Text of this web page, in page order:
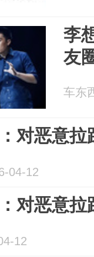
李
友
车东
对恶意拉
04-12
对恶意拉
12